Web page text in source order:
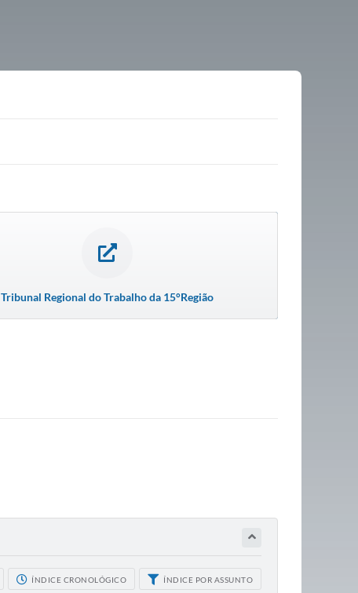
Tribunal Regional do Trabalho da 15°Região
ÍNDICE CRONOLÓGICO ÍNDICE POR ASSUNTO